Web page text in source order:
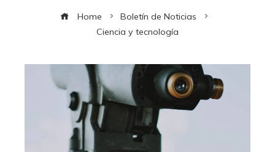
Home
Boletín de Noticias
Ciencia y tecnología